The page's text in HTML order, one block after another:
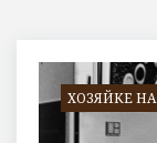
очищение
ХОЗЯЙКЕ